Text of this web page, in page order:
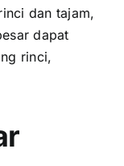
dаn tajam,
dараt
rinci,